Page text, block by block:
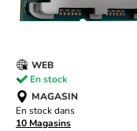
WEB
En stock
MAGASIN
En stock dans
10 Magasins